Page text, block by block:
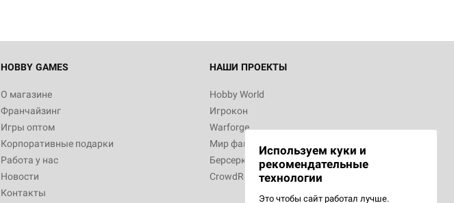
HOBBY GAMES
О магазине
Франчайзинг
Игры оптом
Корпоративные подарки
Работа у нас
Новости
Контакты
НАШИ ПРОЕКТЫ
Hobby World
Игрокон
Warforge
Мир фантастики
Берсерк
CrowdRepublic
Используем куки и
рекомендательные
технологии
Это чтобы сайт работал лучше.